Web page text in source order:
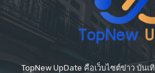
TopNew UpDate คือเว็บไซต์ข่าว บัน